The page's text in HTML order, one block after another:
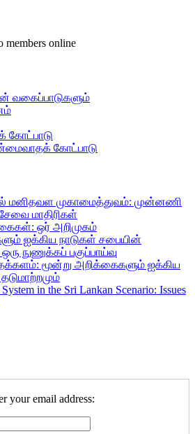
members online
வகைப்பாடுகளும்
கோட்பாடு
கோட்பாடு
மனிதவள முகாமைத்துவம்‌: முன்னணி
மாதிரிகள்‌
ஒர் அறிமுகம்
ஐக்கிய நாடுகள் சபையின்
நுணுக்கப் பகுப்பாய்வு
மூன்று அறிக்கைகளும் ஐக்கிய
in the Sri Lankan Scenario: Issues
your email address: